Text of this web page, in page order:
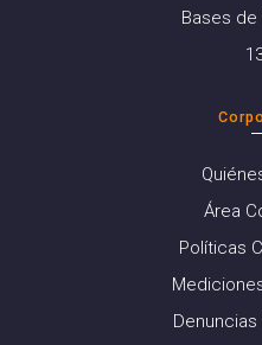
Bases
Área
Políticas